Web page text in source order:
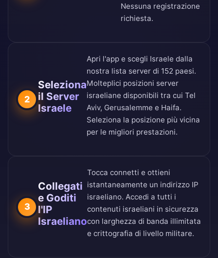
Nessuna registrazione
richiesta.
2
Seleziona
il Server
Israele
Apri l'app e scegli Israele dalla
nostra lista server di 152 paesi.
Molteplici posizioni server
israeliane disponibili tra cui Tel
Aviv, Gerusalemme e Haifa.
Seleziona la posizione più vicina
per le migliori prestazioni.
3
Collegati
e Goditi
l'IP
Israeliano
Tocca connetti e ottieni
istantaneamente un indirizzo IP
israeliano. Accedi a tutti i
contenuti israeliani in sicurezza
con larghezza di banda illimitata
e crittografia di livello militare.